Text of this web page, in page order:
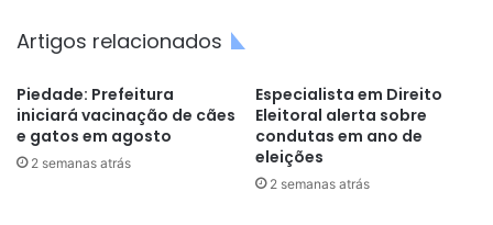
Artigos relacionados
Piedade: Prefeitura
iniciará vacinação de cães
e gatos em agosto
2 semanas atrás
Especialista em Direito
Eleitoral alerta sobre
condutas em ano de
eleições
2 semanas atrás